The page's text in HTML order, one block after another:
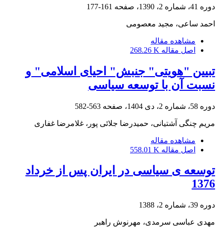
دوره 41، شماره 2، 1390، صفحه 161-177
احمد ساعی، مجید معصومی
مشاهده مقاله
اصل مقاله 268.26 K
تبیین "هویتی" جنبش" احیای اسلامی" و
نسبت آن با توسعه سیاسی
دوره 58، شماره 2، دی 1404، صفحه 563-582
مریم چنگی آشتیانی، حمیدرضا جلائی پور، غلامرضا غفاری
مشاهده مقاله
اصل مقاله 558.01 K
توسعه ی سیاسی در ایران پس از خرداد
1376
دوره 39، شماره 2، 1388
مهدی عباسی سرمدی، مهرنوش راهبر